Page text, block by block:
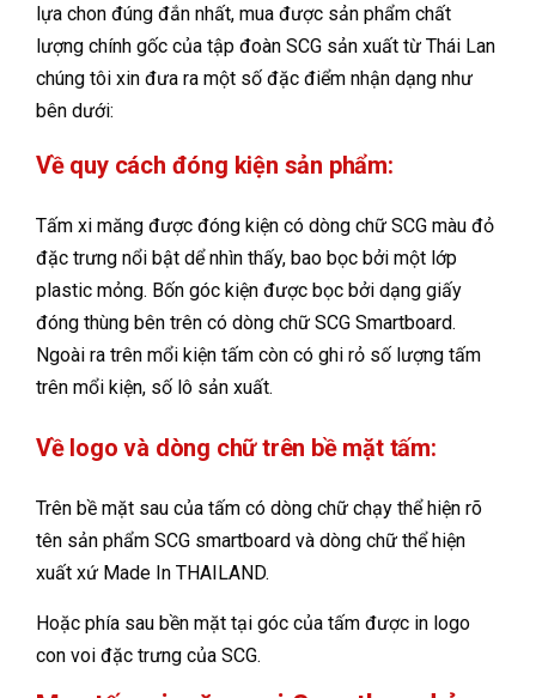
lựa chon đúng đắn nhất, mua được sản phẩm chất
lượng chính gốc của tập đoàn SCG sản xuất từ Thái Lan
chúng tôi xin đưa ra một số đặc điểm nhận dạng như
bên dưới:
Về quy cách đóng kiện sản phẩm:
Tấm xi măng được đóng kiện có dòng chữ SCG màu đỏ
đặc trưng nổi bật dể nhìn thấy, bao bọc bởi một lớp
plastic mỏng. Bốn góc kiện được bọc bởi dạng giấy
đóng thùng bên trên có dòng chữ SCG Smartboard.
Ngoài ra trên mổi kiện tấm còn có ghi rỏ số lượng tấm
trên mổi kiện, số lô sản xuất.
Về logo và dòng chữ trên bề mặt tấm:
Trên bề mặt sau của tấm có dòng chữ chạy thể hiện rõ
tên sản phẩm SCG smartboard và dòng chữ thể hiện
xuất xứ Made In THAILAND.
Hoặc phía sau bền mặt tại góc của tấm được in logo
con voi đặc trưng của SCG.